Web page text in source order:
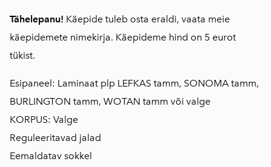
Tähelepanu! Käepide tuleb osta eraldi, vaata meie
käepidemete nimekirja. Käepideme hind on 5 eurot
tükist.
Esipaneel: Laminaat plp LEFKAS tamm, SONOMA tamm,
BURLINGTON tamm, WOTAN tamm või valge
KORPUS: Valge
Reguleeritavad jalad
Eemaldatav sokkel